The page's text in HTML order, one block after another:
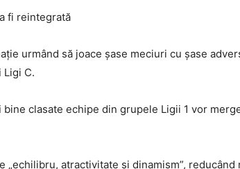
fi reintegrată
urmând să joace șase meciuri cu șase
Ligi C.
bine clasate echipe din grupele Ligii 1 vor
atractivitate și dinamism”,